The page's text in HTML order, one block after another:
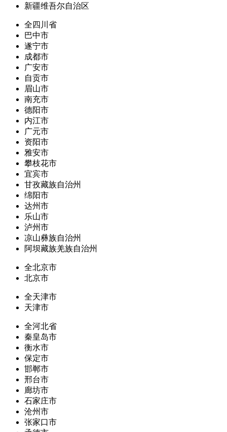
新疆维吾尔自治区
全四川省
巴中市
遂宁市
成都市
广安市
自贡市
眉山市
南充市
德阳市
内江市
广元市
资阳市
雅安市
攀枝花市
宜宾市
甘孜藏族自治州
绵阳市
达州市
乐山市
泸州市
凉山彝族自治州
阿坝藏族羌族自治州
全北京市
北京市
全天津市
天津市
全河北省
秦皇岛市
衡水市
保定市
邯郸市
邢台市
廊坊市
石家庄市
沧州市
张家口市